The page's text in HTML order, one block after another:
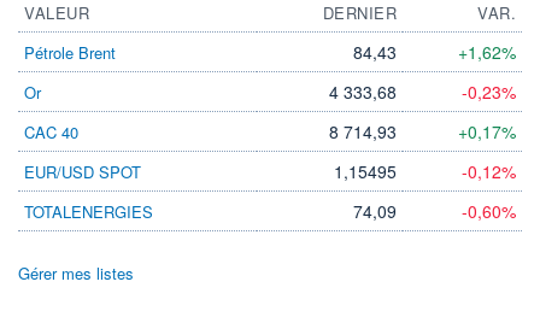
VALEUR DERNIER
VAR.
Pétrole Brent
84,43 +1,62%
Or 4 333,68 -0,23%
CAC 40 8 714,93 +0,17%
EUR/USD SPOT 1,15495 -0,12%
TOTALENERGIES 74,09 -0,60%
Gérer mes listes